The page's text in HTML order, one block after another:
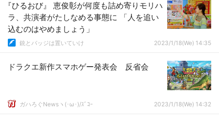
『ひるおび』 恵俊彰が何度も詰め寄りモリハ
ラ、共演者がたしなめる事態に 「人を追い
込むのはやめましょう」
銃とバッジは置いていけ 2023/1/18(We) 14:35
ドラクエ新作スマホゲー発表会 反省会
ガハろぐNewsヽ(･ω･)/ｽﾞｺｰ 2023/1/18(We) 14:32